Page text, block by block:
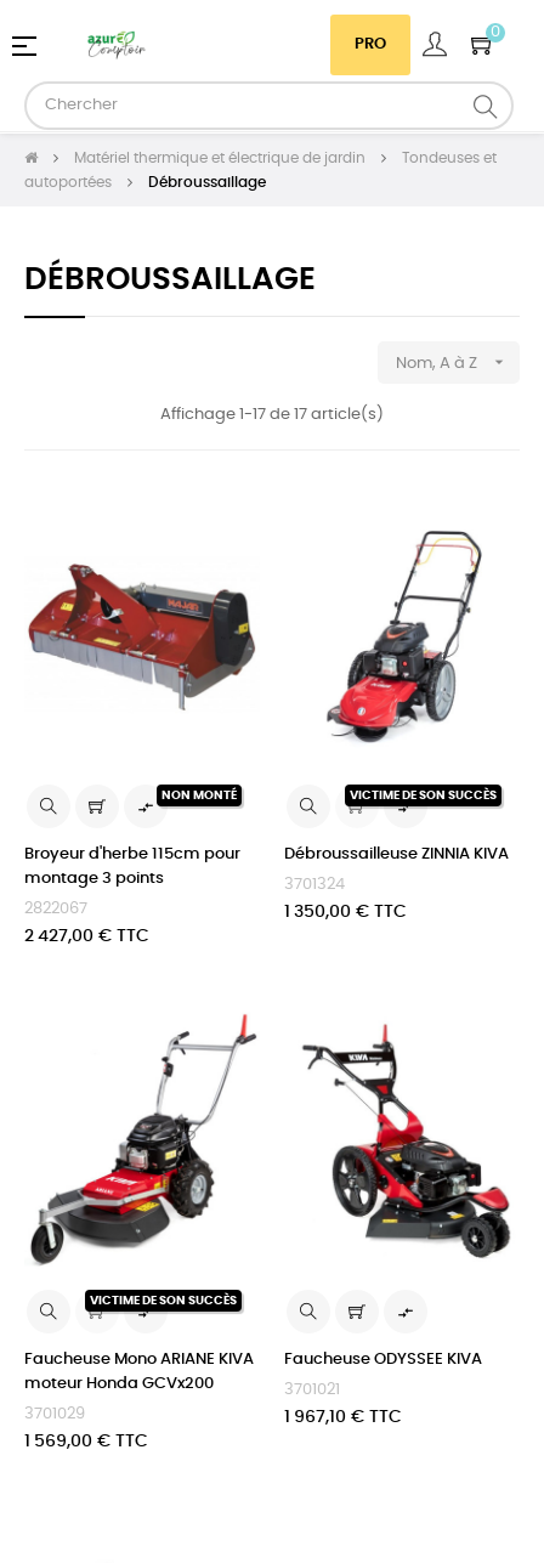
PRO
0
Basculer
navigation
☰
Matériel thermique et électrique de jardin
Tondeuses et
autoportées
Débroussaillage
DÉBROUSSAILLAGE
Nom, A à Z 
Affichage 1-17 de 17 article(s)
NON MONTÉ

Broyeur d'herbe 115cm pour
montage 3 points
2822067
Prix
2 427,00 € TTC
VICTIME DE SON SUCCÈS

Débroussailleuse ZINNIA KIVA
3701324
Prix
1 350,00 € TTC
VICTIME DE SON SUCCÈS

Faucheuse Mono ARIANE KIVA
moteur Honda GCVx200
3701029
Prix
1 569,00 € TTC

Faucheuse ODYSSEE KIVA
3701021
Prix
1 967,10 € TTC